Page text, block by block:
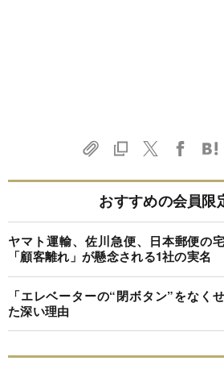
おすすめの会員限
ヤマト運輸、佐川急便、日本郵便の
「顧客離れ」が懸念される1社の実名
「エレベーターの“閉ボタン”をなく
た深い理由